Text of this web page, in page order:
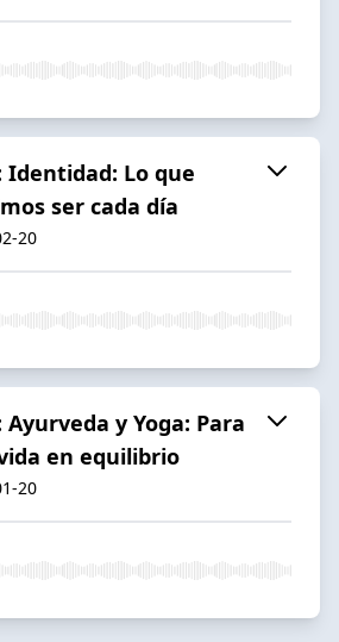
Identidad: Lo que
ser cada día
20
Ayurveda y Yoga: Para
en equilibrio
20